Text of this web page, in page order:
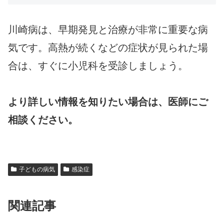
川崎病は、早期発見と治療が非常に重要な病
気です。高熱が続くなどの症状が見られた場
合は、すぐに小児科を受診しましょう。
より詳しい情報を知りたい場合は、医師にご
相談ください。
子どもの病気 感染症
関連記事